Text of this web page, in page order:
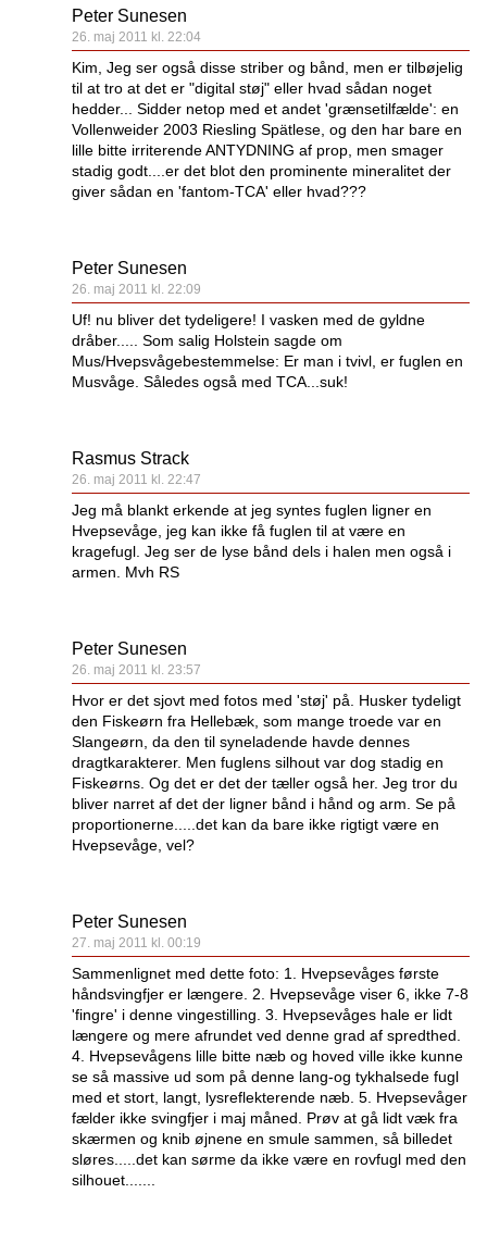
Peter Sunesen
26. maj 2011 kl. 22:04
Kim, Jeg ser også disse striber og bånd, men er tilbøjelig
til at tro at det er "digital støj" eller hvad sådan noget
hedder... Sidder netop med et andet 'grænsetilfælde': en
Vollenweider 2003 Riesling Spätlese, og den har bare en
lille bitte irriterende ANTYDNING af prop, men smager
stadig godt....er det blot den prominente mineralitet der
giver sådan en 'fantom-TCA' eller hvad???
Peter Sunesen
26. maj 2011 kl. 22:09
Uf! nu bliver det tydeligere! I vasken med de gyldne
dråber..... Som salig Holstein sagde om
Mus/Hvepsvågebestemmelse: Er man i tvivl, er fuglen en
Musvåge. Således også med TCA...suk!
Rasmus Strack
26. maj 2011 kl. 22:47
Jeg må blankt erkende at jeg syntes fuglen ligner en
Hvepsevåge, jeg kan ikke få fuglen til at være en
kragefugl. Jeg ser de lyse bånd dels i halen men også i
armen. Mvh RS
Peter Sunesen
26. maj 2011 kl. 23:57
Hvor er det sjovt med fotos med 'støj' på. Husker tydeligt
den Fiskeørn fra Hellebæk, som mange troede var en
Slangeørn, da den til syneladende havde dennes
dragtkarakterer. Men fuglens silhout var dog stadig en
Fiskeørns. Og det er det der tæller også her. Jeg tror du
bliver narret af det der ligner bånd i hånd og arm. Se på
proportionerne.....det kan da bare ikke rigtigt være en
Hvepsevåge, vel?
Peter Sunesen
27. maj 2011 kl. 00:19
Sammenlignet med dette foto: 1. Hvepsevåges første
håndsvingfjer er længere. 2. Hvepsevåge viser 6, ikke 7-8
'fingre' i denne vingestilling. 3. Hvepsevåges hale er lidt
længere og mere afrundet ved denne grad af spredthed.
4. Hvepsevågens lille bitte næb og hoved ville ikke kunne
se så massive ud som på denne lang-og tykhalsede fugl
med et stort, langt, lysreflekterende næb. 5. Hvepsevåger
fælder ikke svingfjer i maj måned. Prøv at gå lidt væk fra
skærmen og knib øjnene en smule sammen, så billedet
sløres.....det kan sørme da ikke være en rovfugl med den
silhouet.......